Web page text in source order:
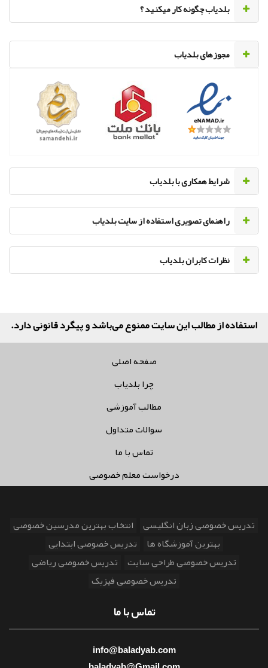
‌بلدیاب چگونه کار میکنید ؟
مجوزهای بلدیاب
‌شرایط همکاری با بلدیاب
راهنمای تصویری استفاده از سایت بلدیاب
نظرات کابران بلدیاب
استفاده از مطالب این سایت ممنوع می‌باشد و پیگرد قانونی دارد.
صفحه اصلی
چرا بلدیاب
مطالب آموزشی
سوالات متداول
تماس با ما
درخواست معلم خصوصی
تدریس خصوصی زبان انگلیسی انتخاب بهترین مدرسین خصوصی
بهترین آموزشگاه ها تدریس خصوصی ابتدایی
تدریس خصوصی طراحی سایت تدریس خصوصی ریاضی
تدریس خصوصی فیزیک
تماس با ما
info@baladyab.com